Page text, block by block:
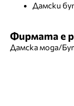
Дамски
Фирмата е
Дамска мода/